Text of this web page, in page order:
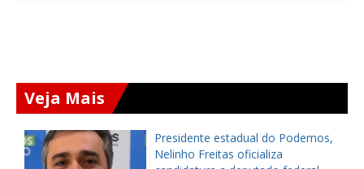
Veja Mais
Presidente estadual do Podemos,
Nelinho Freitas oficializa